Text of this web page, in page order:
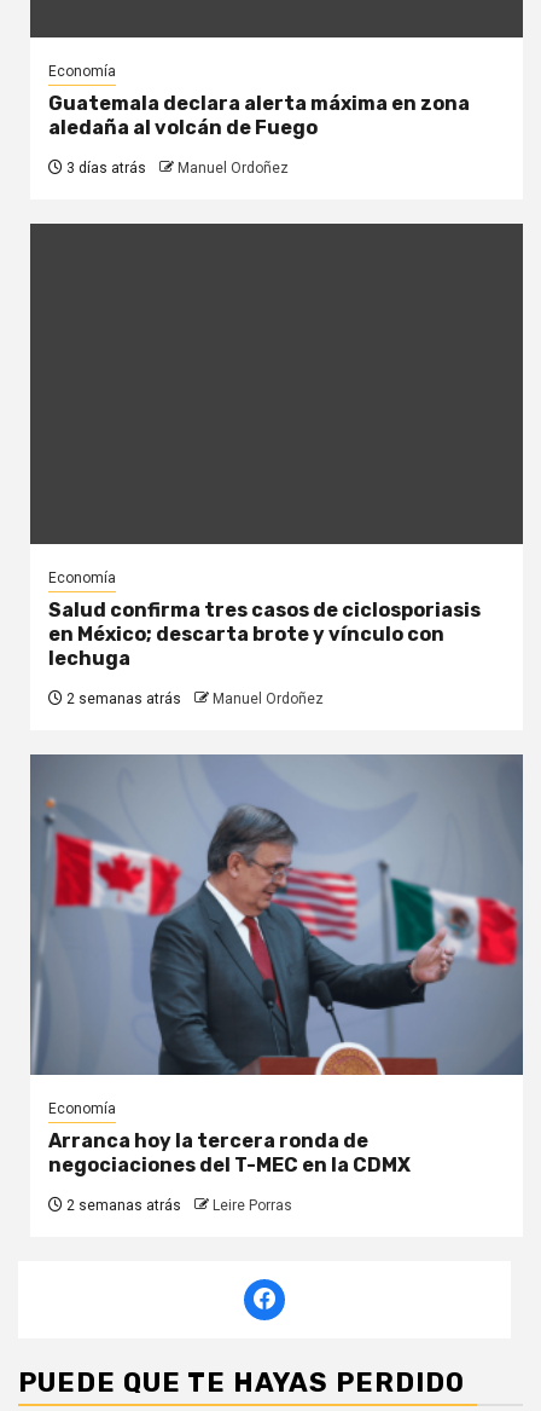
Economía
Guatemala declara alerta máxima en zona
aledaña al volcán de Fuego
3 días atrás Manuel Ordoñez
Economía
Salud confirma tres casos de ciclosporiasis
en México; descarta brote y vínculo con
lechuga
2 semanas atrás Manuel Ordoñez
Economía
Arranca hoy la tercera ronda de
negociaciones del T-MEC en la CDMX
2 semanas atrás Leire Porras
PUEDE QUE TE HAYAS PERDIDO